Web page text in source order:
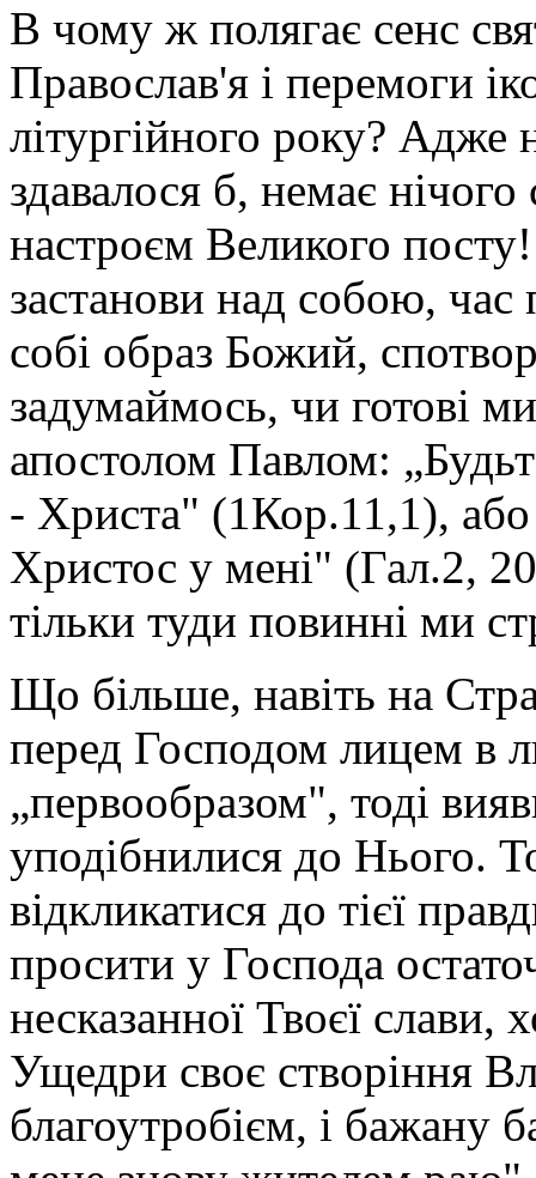
В чому ж полягає сенс
Православ'я і перемоги
літургійного року?
здавалося б, немає
настроєм Великого
застанови над собою, час
собі образ Божий,
задумаймось, чи готові
апостолом Павлом:
- Христа" (1Кор.11,1),
Христос у мені" (Гал.2,
тільки туди повинні ми
Що більше, навіть на
перед Господом лицем в
„первообразом", тоді
уподібнилися до Нього.
відкликатися до тієї
просити у Господа
несказанної Твоєї слави,
Ущедри своє створіння
благоутробієм, і бажану